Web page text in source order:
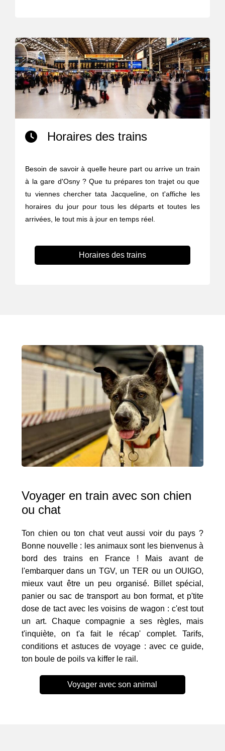
Horaires des trains
Besoin de savoir à quelle heure part ou arrive un train
à la gare d'Osny ? Que tu prépares ton trajet ou que
tu viennes chercher tata Jacqueline, on t'affiche les
horaires du jour pour tous les départs et toutes les
arrivées, le tout mis à jour en temps réel.
Horaires des trains
Voyager en train avec son chien
ou chat
Ton chien ou ton chat veut aussi voir du pays ?
Bonne nouvelle : les animaux sont les bienvenus à
bord des trains en France ! Mais avant de
l'embarquer dans un TGV, un TER ou un OUIGO,
mieux vaut être un peu organisé. Billet spécial,
panier ou sac de transport au bon format, et p'tite
dose de tact avec les voisins de wagon : c'est tout
un art. Chaque compagnie a ses règles, mais
t'inquiète, on t'a fait le récap' complet. Tarifs,
conditions et astuces de voyage : avec ce guide,
ton boule de poils va kiffer le rail.
Voyager avec son animal